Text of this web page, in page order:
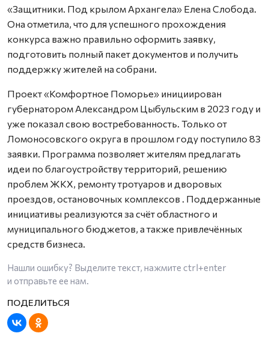
«Защитники. Под крылом Архангела» Елена Слобода.
Она отметила, что для успешного прохождения
конкурса важно правильно оформить заявку,
подготовить полный пакет документов и получить
поддержку жителей на собрани.
Проект «Комфортное Поморье» инициирован
губернатором Александром Цыбульским в 2023 году и
уже показал свою востребованность. Только от
Ломоносовского округа в прошлом году поступило 83
заявки. Программа позволяет жителям предлагать
идеи по благоустройству территорий, решению
проблем ЖКХ, ремонту тротуаров и дворовых
проездов, остановочных комплексов
. Поддержанные
инициативы реализуются за счёт областного и
муниципального бюджетов, а также привлечённых
средств бизнеса.
Нашли ошибку? Выделите текст, нажмите ctrl+enter
и отправьте ее нам.